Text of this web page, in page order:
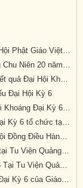
Tường thuật: Đại Hội Khoáng Đại Kỳ 6 Giáo Hội Phật Giáo Việt Nam Thống Nhất Hải Ngoại Tại Úc Đại Lợi-Tân Tây Lan, tổ chức tại Tu Viện Quảng Đức, thành tựu viên mãn
Tiệc Chay Chào Mừng Đại Hội Kỳ 6 và Mừng Chu Niên 20 năm (1999-2019) của Giáo Hội Phật Giáo Việt Nam Thống Nhất Hải Ngoại tại Úc Đại Lợi-Tân Tây Lan
Tuần Báo Nhân Quyền (Victoria) đưa tin về kết quả Đại Hội Khoáng Đại Kỳ 6 tổ chức tại Tu Viện Quảng Đức từ ngày 20 đến ngày 22 tháng 9 năm 2019
Đại Hội Kỳ 6
Phóng Sự Cộng Đồng - Lễ Khai Mạc - Đại Hội Khoáng Đại Kỳ 6 - Tu Viện Quảng Đức
Cảm Nghĩ Về Lễ Khai Mạc Đại Hội Khoáng Đại Kỳ 6 tổ chức tại Tu Viện Quảng Đức, Melbourne, Úc Châu (21/9/2019)
Quyết Định Chuẩn Y Thành Phần Nhân Sự Hội Đồng Điều Hành Nhiệm Kỳ VI (2019-2023)
Hình Ảnh Chuẩn Bị Đại Hội Khoáng Đại kỳ 6 tại Tu Viện Quảng Đức, Melbourne, Úc Châu (hình chụp trưa Thứ Sáu, 20-9-2019)
Hình Ảnh Công Quả Đại Hội Khoáng Đại Kỳ 6 Tại Tu Viện Quảng Đức
Hình ảnh ngày thứ nhất của Đại Hội Khoáng Đại Kỳ 6 của Giáo Hội PGVNTNHN tại UĐL-TTL ( Thứ Sáu, ngày 20/09/2019)